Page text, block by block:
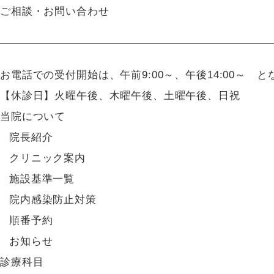
ご相談・お問い合わせ
お電話での受付開始は、午前9:00～、午後14:00～ と
【休診日】火曜午後、木曜午後、土曜午後、日祝
当院について
院長紹介
クリニック案内
施設基準一覧
院内感染防止対策
順番予約
お知らせ
診療科目